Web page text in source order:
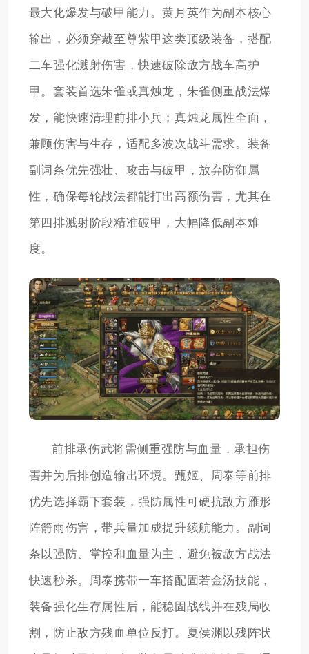
最大化爆发与破甲能力。黄月英作为副本核心
输出，必须穿戴至尊紫甲这类顶级装备，搭配
二车强化溅射伤害，快速破除敌方战车高护
甲。套装首选朱雀或真烛龙，朱雀侧重战法爆
发，能快速清理前排小兵；真烛龙属性全面，
兼顾伤害与生存，适配多波次战斗需求。装备
副词条优先强壮、攻击与破甲，放弃防御属
性，确保每轮战法都能打出高额伤害，尤其在
第四排溅射阶段精准破甲，大幅降低副本难
度。
前排承伤武将需侧重强防与血量，承担伤
害并为后排创造输出环境。甄姬、周泰等前排
优先选择霸下套装，强防属性可硬抗敌方雁形
阵箭雨伤害，带兵量加成提升续航能力。副词
条以强防、掌控和血量为主，避免被敌方战法
快速秒杀。周泰携带一车搭配固若金汤技能，
装备强化生存属性后，能稳固战线并在残局收
割，防止敌方残血单位反打。夏侯渊以残阵状